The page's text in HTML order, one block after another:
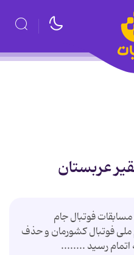
عربستان
فوتبال جام
ملی فوتبال کشورمان و حذف
اتمام رسید ........